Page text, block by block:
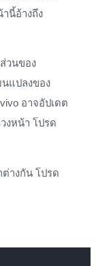
นี้อ้างถึง
วนของ
แปลงของ
อาจอัปเดต
งหน้า โปรด
างกัน โปรด